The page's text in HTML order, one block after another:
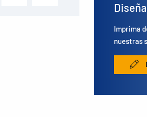
Imprima
nuestras